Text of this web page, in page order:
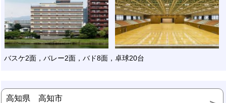
バスケ2面，バレー2面，バド8面，卓球20台
高知県 高知市